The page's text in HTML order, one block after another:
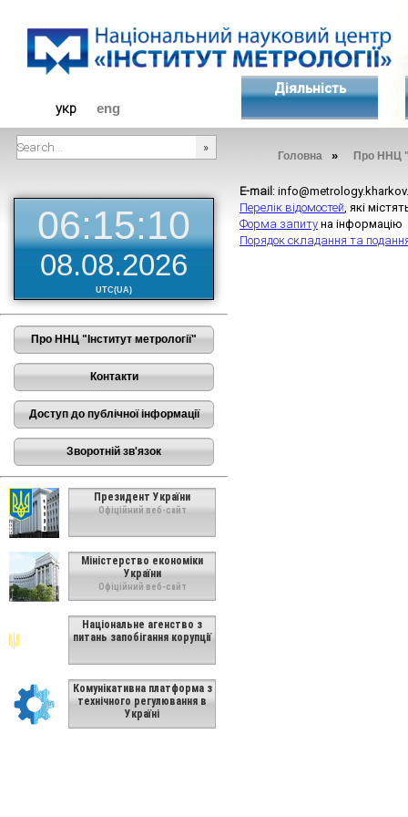
укр eng
Діяльність
Головна » Про ННЦ
06:15:10
08.08.2026
UTC(UA)
Про ННЦ "Інститут метрології"
Контакти
Доступ до публічної інформації
Зворотній зв'язок
Президент України
Офіційний веб-сайт
Міністерство економіки
України
Офіційний веб-сайт
Національне агенство з
питань запобігання корупції
Комунікативна платформа з
технічного регулювання в
Україні
E-mail :
Перелік відомостей, які
Форма запиту на
Порядок складання та